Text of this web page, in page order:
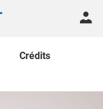
Crédits